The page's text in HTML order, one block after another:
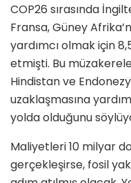
COP26 sırasında
Fransa, Güney
yardımcı olmak için
etmişti. Bu
Hindistan ve
uzaklaşmasına
yolda olduğunu
Maliyetleri 10 milyar
gerçekleşirse, fosil